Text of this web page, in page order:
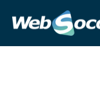
para
o